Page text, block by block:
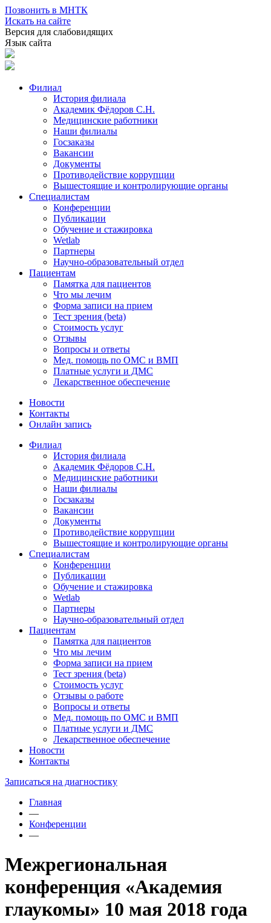
Позвонить в МНТК
Искать на сайте
Версия для слабовидящих
Язык сайта
Филиал
История филиала
Академик Фёдоров С.Н.
Медицинские работники
Наши филиалы
Госзаказы
Вакансии
Документы
Противодействие коррупции
Вышестоящие и контролирующие органы
Специалистам
Конференции
Публикации
Обучение и стажировка
Wetlab
Партнеры
Научно-образовательный отдел
Пациентам
Памятка для пациентов
Что мы лечим
Форма записи на прием
Тест зрения (beta)
Стоимость услуг
Отзывы
Вопросы и ответы
Мед. помощь по ОМС и ВМП
Платные услуги и ДМС
Лекарственное обеспечение
Новости
Контакты
Онлайн запись
Филиал
История филиала
Академик Фёдоров С.Н.
Медицинские работники
Наши филиалы
Госзаказы
Вакансии
Документы
Противодействие коррупции
Вышестоящие и контролирующие органы
Специалистам
Конференции
Публикации
Обучение и стажировка
Wetlab
Партнеры
Научно-образовательный отдел
Пациентам
Памятка для пациентов
Что мы лечим
Форма записи на прием
Тест зрения (beta)
Стоимость услуг
Отзывы о работе
Вопросы и ответы
Мед. помощь по ОМС и ВМП
Платные услуги и ДМС
Лекарственное обеспечение
Новости
Контакты
Записаться на диагностику
Главная
—
Конференции
—
Межрегиональная
конференция «Академия
глаукомы» 10 мая 2018 года